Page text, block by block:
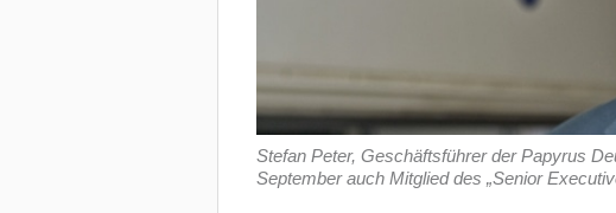
Stefan Peter, Geschäftsführer der Papyrus
September auch Mitglied des „Senior